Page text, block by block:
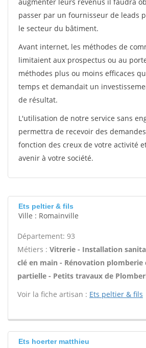
passer par un fournisseur de leads
le secteur du bâtiment.
Avant internet, les méthodes de
limitaient aux prospectus ou au
méthodes plus ou moins efficaces
temps et demandait un
de résultat.
L'utilisation de notre service sans
permettra de recevoir des
fonction des creux de votre activité
avenir à votre société.
Ets peltier & fils
Ville : Romainville
Département: 93
Métiers : Vitrerie - Installation
clé en main - Rénovation plomberie
partielle - Petits travaux de
Voir la fiche artisan : Ets peltier & fils
Ets hoerter matthieu